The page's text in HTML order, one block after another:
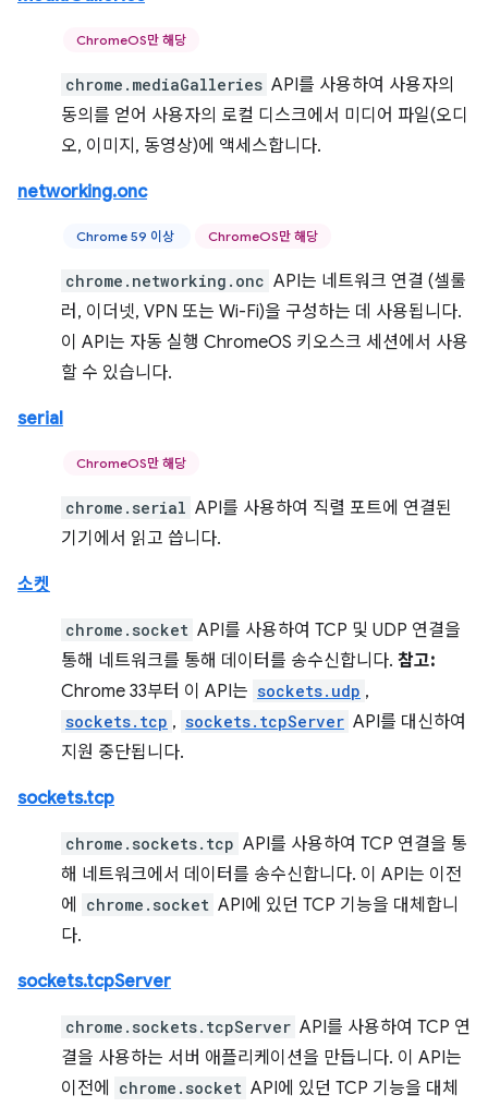
ChromeOS만 해당
chrome.mediaGalleries API를 사용하여 사용자의
동의를 얻어 사용자의 로컬 디스크에서 미디어 파일(오디
오, 이미지, 동영상)에 액세스합니다.
networking.onc
Chrome 59 이상 ChromeOS만 해당
chrome.networking.onc API는 네트워크 연결 (셀룰
러, 이더넷, VPN 또는 Wi-Fi)을 구성하는 데 사용됩니다.
이 API는 자동 실행 ChromeOS 키오스크 세션에서 사용
할 수 있습니다.
serial
ChromeOS만 해당
chrome.serial API를 사용하여 직렬 포트에 연결된
기기에서 읽고 씁니다.
소켓
chrome.socket API를 사용하여 TCP 및 UDP 연결을
통해 네트워크를 통해 데이터를 송수신합니다. 참고:
Chrome 33부터 이 API는 sockets.udp ,
sockets.tcp , sockets.tcpServer API를 대신하여
지원 중단됩니다.
sockets.tcp
chrome.sockets.tcp API를 사용하여 TCP 연결을 통
해 네트워크에서 데이터를 송수신합니다. 이 API는 이전
에
chrome.socket API에 있던 TCP 기능을 대체합니
다.
sockets.tcpServer
chrome.sockets.tcpServer API를 사용하여 TCP 연
결을 사용하는 서버 애플리케이션을 만듭니다. 이 API는
이전에
chrome.socket API에 있던 TCP 기능을 대체